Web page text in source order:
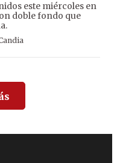
este miércoles en
doble fondo que